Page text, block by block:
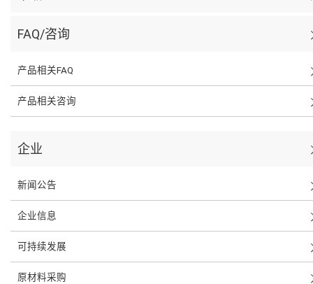
FAQ/咨询
产品相关FAQ
产品相关咨询
企业
新闻公告
企业信息
可持续发展
原材料采购